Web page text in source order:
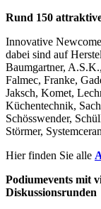
Rund 150
Innovative
dabei sind auf
Baumgartner,
Falmec, Franke,
Jaksch, Komet,
Küchentechnik,
Schösswender,
Störmer,
Hier finden Sie alle
Podiumevents mit
Diskussionsrunden